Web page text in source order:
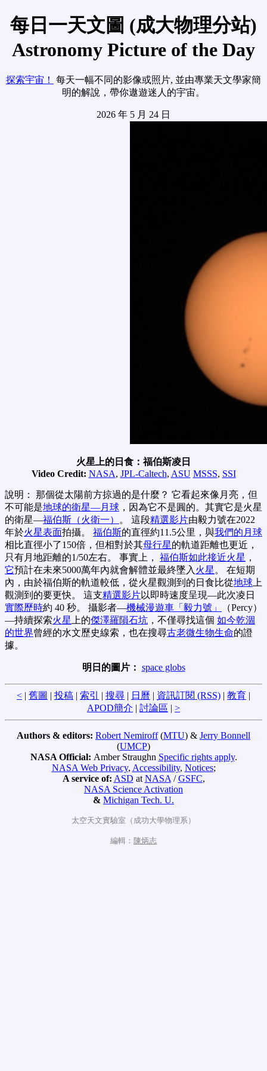
每日一天文圖 (成大物理分站)
Astronomy Picture of the Day
探索宇宙！
每天一幅不同的影像或照片, 並由專業天文學家簡
明的解說，帶你遨遊迷人的宇宙。
2026 年 5 月 24 日
火星上的日食：福伯斯凌日
Video Credit: NASA, JPL-Caltech, ASU MSSS, SSI
說明： 那個從太陽前方掠過的是什麼？ 它看起來像月亮，但
不可能是地球的衛星—月球 ，因為它不是圓的。其實它是火星
的衛星—福伯斯（火衛一） 。 這段精選影片由毅力號在2022
年於火星表面拍攝。 福伯斯的直徑約11.5公里，與我們的月球
相比直徑小了150倍，但相對於其母行星的軌道距離也更近，
只有月地距離的1/50左右。 事實上， 福伯斯如此接近火星 ，
它預計在未來5000萬年內就會解體並最終墜入 火星 。 在短期
內，由於福伯斯的軌道較低，從火星觀測到的日食比從地球 上
觀測到的要更快。 這支精選影片以即時速度呈現—此次凌日
實際歷時約 40 秒。 攝影者—機械漫遊車「毅力號」
（Percy）
—持續探索火星 上的傑澤羅隕石坑 ，不僅尋找這個 如今乾涸
的世界曾經的水文歷史線索，也在搜尋古老微生物生命的證
據。
明日的圖片： space globs
< | 舊圖 | 投稿 | 索引 | 搜尋 | 日曆 | 資訊訂閱 (RSS) | 教育 |
APOD簡介 | 討論區 | >
Authors & editors: Robert Nemiroff(MTU) & Jerry Bonnell
(UMCP)
NASA Official: Amber Straughn Specific rights apply.
NASA Web Privacy, Accessibility, Notices;
A service of: ASD at NASA /GSFC,
NASA Science Activation
& Michigan Tech. U.
太空天文實驗室（成功大學物理系）
編輯： 陳炳志